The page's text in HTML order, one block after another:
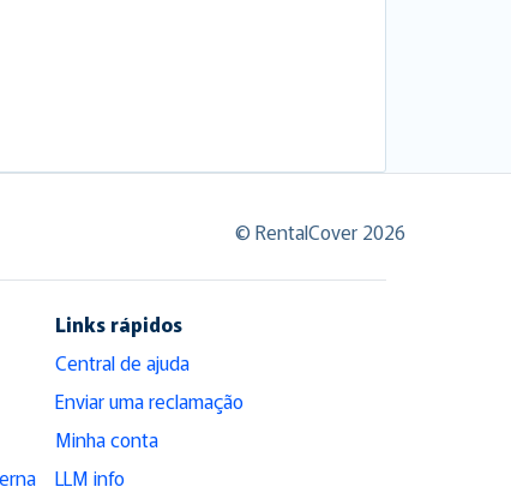
© RentalCover 2026
Links rápidos
Central de ajuda
Enviar uma reclamação
Minha conta
LLM info